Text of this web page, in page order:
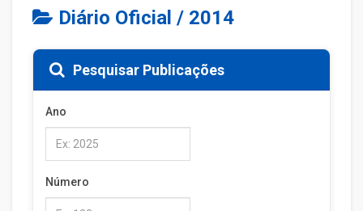
Diário Oficial / 2014
Pesquisar Publicações
Ano
Número